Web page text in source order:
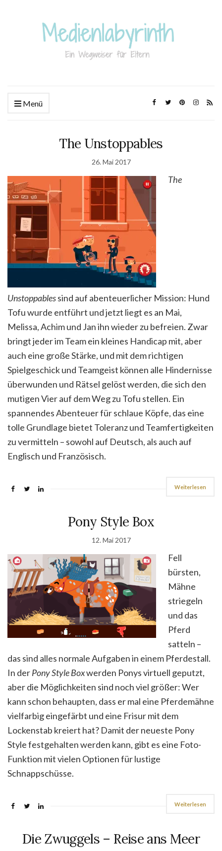
Menü
The Unstoppables
26. Mai 2017
The
Unstoppablessind auf abenteuerlicher Mission: Hund
Tofu wurde entführt und jetzt liegt es an Mai,
Melissa, Achim und Jan ihn wieder zu befreien. Zwar
bringt jeder im Team ein kleines Handicap mit, aber
auch eine große Stärke, und mit dem richtigen
Spielgeschick und Teamgeist können alle Hindernisse
überwunden und Rätsel gelöst werden, die sich den
mutigen Vier auf dem Weg zu Tofu stellen. Ein
spannendes Abenteuer für schlaue Köpfe, das eine
tolle Grundlage bietet Toleranz und Teamfertigkeiten
zu vermitteln – sowohl auf Deutsch, als auch auf
Englisch und Französisch.
Weiterlesen
Pony Style Box
12. Mai 2017
Fell
bürsten,
Mähne
striegeln
und das
Pferd
satteln –
das sind alles normale Aufgaben in einem Pferdestall.
In derPony Style Boxwerden Ponys virtuell geputzt,
aber die Möglichkeiten sind noch viel größer: Wer
kann schon behaupten, dass er mal eine Pferdemähne
vielfarbig eingefärbt und eine Frisur mit dem
Lockenstab kreiert hat? Damit der neueste Pony
Style festgehalten werden kann, gibt es eine Foto-
Funktion mit vielen Optionen für lustige
Schnappschüsse.
Weiterlesen
Die Zwuggels – Reise ans Meer